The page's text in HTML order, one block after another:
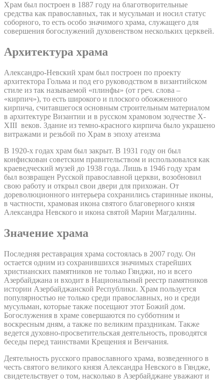
Храм был построен в 1887 году на благотворительные
средства как православных, так и мусульман и носил статус
соборного, то есть особо значимого храма, служащего для
совершения богослужений духовенством нескольких церквей.
Архитектура храма
Александро-Невский храм был построен по проекту
архитектора Гольма и под его руководством в византийском
стиле из так называемой «плинфы» (от греч. слова –
«кирпич»), то есть широкого и плоского обожженного
кирпича, считавшегося основным строительным материалом
в архитектуре Византии и в русском храмовом зодчестве X-
XIII веков. Здание из темно-красного кирпича было украшено
витражами и резьбой по Храм в эпоху атеизма
В 1920-х годах храм был закрыт. В 1931 году он был
конфискован советским правительством и использовался как
краеведческий музей до 1938 года. Лишь в 1946 году храм
был возвращен Русской православной церкви, возобновил
свою работу и открыл свои двери для прихожан. От
дореволюционного интерьера сохранились старинные иконы,
в частности, храмовая икона святого благоверного князя
Александра Невского и икона святой Марии Магдалины.
Значение храма
Последняя реставрация храма состоялась в 2007 году. Он
остается одним из сохранившихся значимых старейших
христианских памятников не только Гянджи, но и всего
Азербайджана и входит в Национальный реестр памятников
истории Азербайджанской Республики. Храм пользуется
популярностью не только среди православных, но и среди
мусульман, которые также посещают этот Божий дом.
Богослужения в храме совершаются по субботним и
воскресным дням, а также по великим праздникам. Также
ведется духовно-просветительская деятельность, проводятся
беседы перед таинствами Крещения и Венчания.
Деятельность русского православного храма, возведенного в
честь святого великого князя Александра Невского в Гяндже,
свидетельствует о том, насколько в Азербайджане уважают и